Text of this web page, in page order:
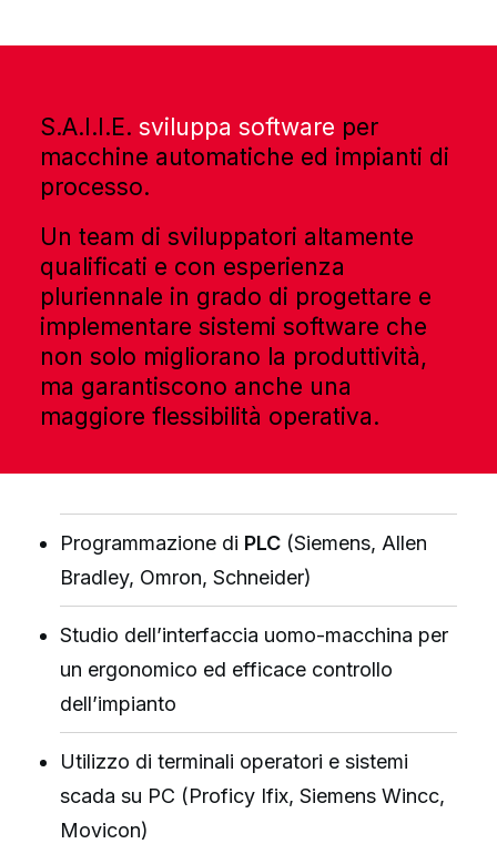
S.A.I.I.E. sviluppa software per
macchine automatiche ed impianti di
processo.
Un team di sviluppatori altamente
qualificati e con esperienza
pluriennale in grado di progettare e
implementare sistemi software che
non solo migliorano la produttività,
ma garantiscono anche una
maggiore flessibilità operativa.
Programmazione di PLC(Siemens, Allen
Bradley, Omron, Schneider)
Studio dell’interfaccia uomo-macchina per
un ergonomico ed efficace controllo
dell’impianto
Utilizzo di terminali operatori e sistemi
scada su PC (Proficy Ifix, Siemens Wincc,
Movicon)